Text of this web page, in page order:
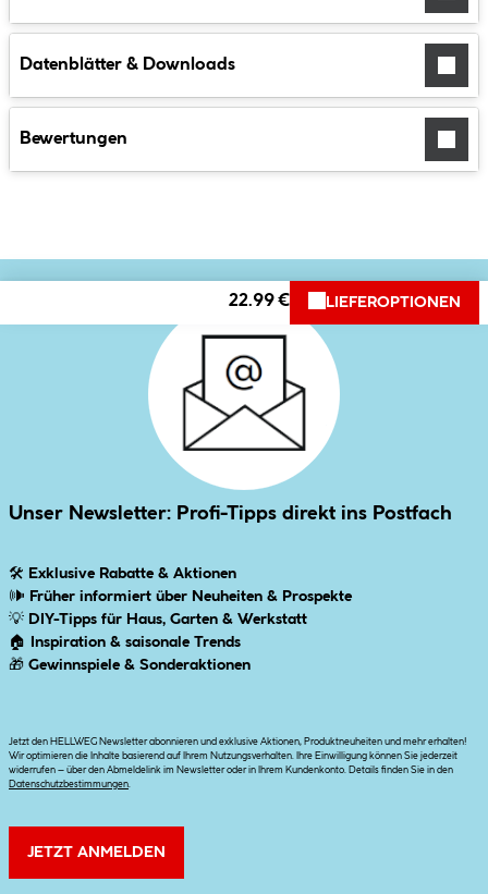
Datenblätter & Downloads
Bewertungen
22.99 € LIEFEROPTIONEN
Unser Newsletter: Profi-Tipps direkt ins Postfach
🛠 Exklusive Rabatte & Aktionen
🕪 Früher informiert über Neuheiten & Prospekte
💡 DIY-Tipps für Haus, Garten & Werkstatt
🏠
Inspiration & saisonale Trends
🎁 Gewinnspiele & Sonderaktionen
Jetzt den HELLWEG Newsletter abonnieren und exklusive Aktionen, Produktneuheiten und mehr erhalten!
Wir optimieren die Inhalte basierend auf Ihrem Nutzungsverhalten. Ihre Einwilligung können Sie jederzeit
widerrufen – über den Abmeldelink im Newsletter oder in Ihrem Kundenkonto. Details finden Sie in den
Datenschutzbestimmungen
JETZT ANMELDEN